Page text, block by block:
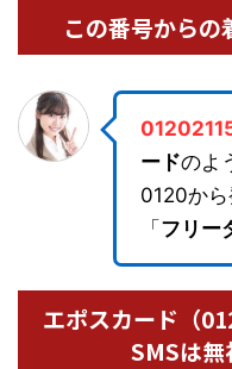
この番号からの
ードのよ
0120か
「 フリー
エポスカード（
SMSは無